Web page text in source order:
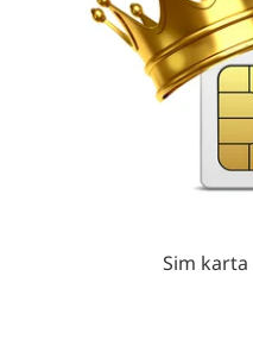
Sim karta